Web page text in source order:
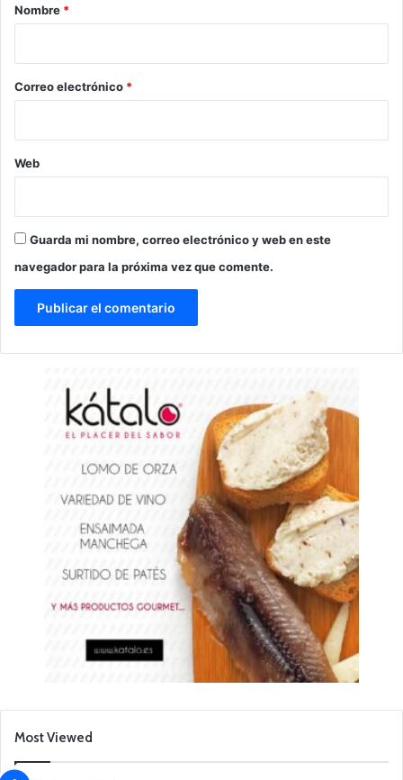
r
*
Nombre *
Correo electrónico *
Web
Guarda mi nombre, correo electrónico y web en este
navegador para la próxima vez que comente.
Most Viewed